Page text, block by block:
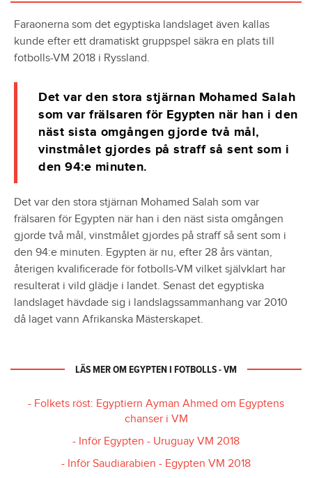
Faraonerna som det egyptiska landslaget även kallas
kunde efter ett dramatiskt gruppspel säkra en plats till
fotbolls-VM 2018 i Ryssland.
Det var den stora stjärnan Mohamed Salah
som var frälsaren för Egypten när han i den
näst sista omgången gjorde två mål,
vinstmålet gjordes på straff så sent som i
den 94:e minuten.
Det var den stora stjärnan Mohamed Salah som var
frälsaren för Egypten när han i den näst sista omgången
gjorde två mål, vinstmålet gjordes på straff så sent som i
den 94:e minuten. Egypten är nu, efter 28 års väntan,
återigen kvalificerade för fotbolls-VM vilket självklart har
resulterat i vild glädje i landet. Senast det egyptiska
landslaget hävdade sig i landslagssammanhang var 2010
då laget vann Afrikanska Mästerskapet.
LÄS MER OM EGYPTEN I FOTBOLLS - VM
- Folkets röst: Egyptiern Ayman Ahmed om Egyptens
chanser i VM
- Inför Egypten - Uruguay VM 2018
- Inför Saudiarabien - Egypten VM 2018